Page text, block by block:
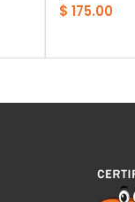
$ 175.00